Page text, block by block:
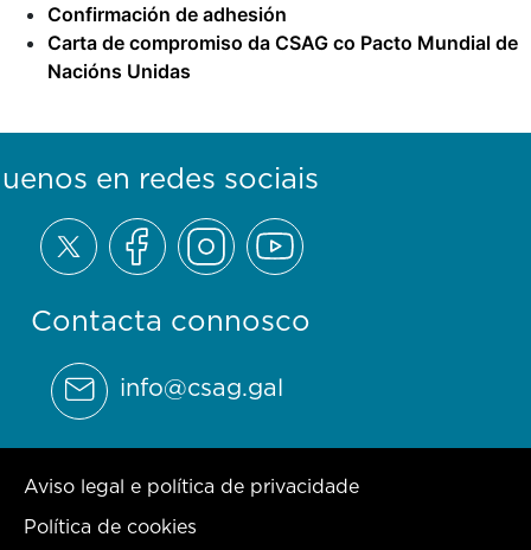
Confirmación de adhesión
Carta de compromiso da CSAG co Pacto Mundial de
Nacións Unidas
Contacta connosco
info@csag.gal
en redes sociais
Aviso legal e política de privacidade
Política de cookies